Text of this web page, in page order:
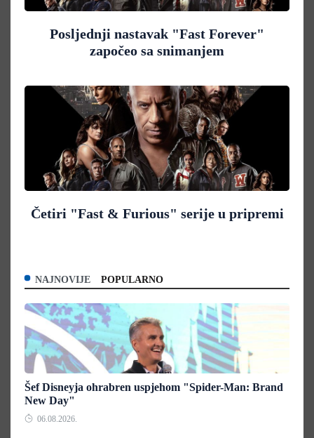
Posljednji nastavak "Fast Forever"
započeo sa snimanjem
Četiri "Fast & Furious" serije u pripremi
NAJNOVIJE POPULARNO
Šef Disneyja ohrabren uspjehom "Spider-Man: Brand
New Day"
06.08.2026.